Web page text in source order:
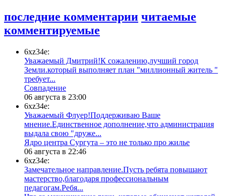
последние комментарии читаемые
комментируемые
6xz34e:
Уважаемый Дмитрий!К сожалению,лучший город
Земли.который выполняет план "миллионный житель "
требует...
​Совпадение
06 августа в 23:00
6xz34e:
Уважаемый Флуер!Поддерживаю Ваше
мнение.Единственное дополнение,что администрация
выдала свою "друже...
​Ядро центра Сургута ‒ это не только про жилье
06 августа в 22:46
6xz34e:
Замечательное направление.Пусть ребята повышают
мастерство,благодаря профессиональным
педагогам.Ребя...